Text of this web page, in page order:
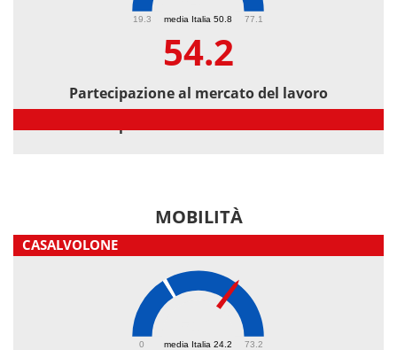
media Italia 50.8
19.3 77.1
54.2
Partecipazione al mercato del lavoro
MOBILITÀ
CASALVOLONE
media Italia 24.2
0 73.2